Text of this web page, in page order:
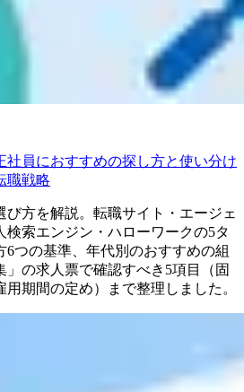
社員におすすめの探し方と使い分け
職戦略
び方を解説。転職サイト・エージェ
検索エンジン・ハローワークの5タ
6つの基準、年代別のおすすめの組
の求人票で確認すべき5項目（固
期間の定め）まで整理しました。